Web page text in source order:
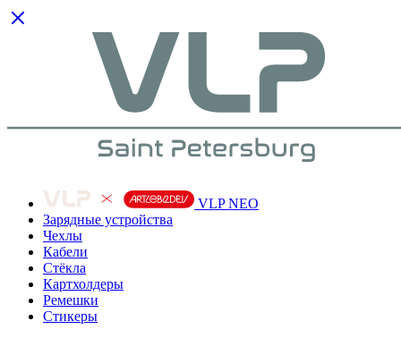
VLP NEO
Зарядные устройства
Чехлы
Кабели
Cтёкла
Картхолдеры
Ремешки
Стикеры